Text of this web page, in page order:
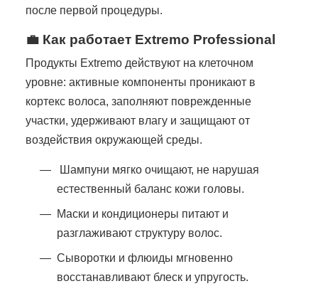
после первой процедуры.
💼 Как работает Extremo Professional
Продукты Extremo действуют на клеточном
уровне: активные компоненты проникают в
кортекс волоса, заполняют поврежденные
участки, удерживают влагу и защищают от
воздействия окружающей среды.
Шампуни мягко очищают, не нарушая
естественный баланс кожи головы.
Маски и кондиционеры питают и
разглаживают структуру волос.
Сыворотки и флюиды мгновенно
восстанавливают блеск и упругость.